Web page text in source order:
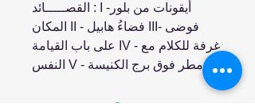
القصـــــائد : I -أيقونات من بلور
المكان II - فضاءُ هابيل III- فوضى
على باب القيامة IV - غرفة للكلام مع
النفس V - مطر فوق برج الكنيسة .